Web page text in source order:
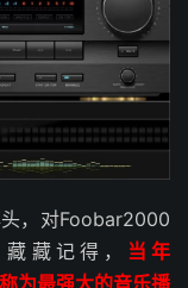
，对Foobar2000
藏记得，
当年
为最强大的音乐播